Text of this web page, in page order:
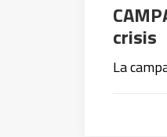
crisis
La